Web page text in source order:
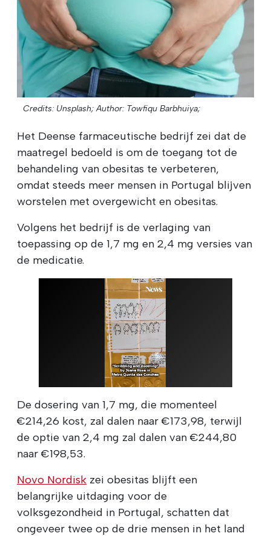
Credits: Unsplash; Author: Towfiqu Barbhuiya;
Het Deense farmaceutische bedrijf zei dat de
maatregel bedoeld is om de toegang tot de
behandeling van obesitas te verbeteren,
omdat steeds meer mensen in Portugal blijven
worstelen met overgewicht en obesitas.
Volgens het bedrijf is de verlaging van
toepassing op de 1,7 mg en 2,4 mg versies van
de medicatie.
De dosering van 1,7 mg, die momenteel
€214,26 kost, zal dalen naar €173,98, terwijl
de optie van 2,4 mg zal dalen van €244,80
naar €198,53.
Novo Nordisk zei obesitas blijft een
belangrijke uitdaging voor de
volksgezondheid in Portugal, schatten dat
ongeveer twee op de drie mensen in het land